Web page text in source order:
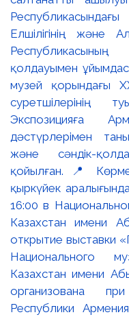
Елшілігінің және
қолдауымен
музей қорындағы
суретшілерінің
Экспозицияға
дәстүрлерімен
және сәндік-
қойылған. 📍
қыркүйек
16:00 в
Казахстан имени
открытие выставки
Национального
Казахстан имени
организована
Республики